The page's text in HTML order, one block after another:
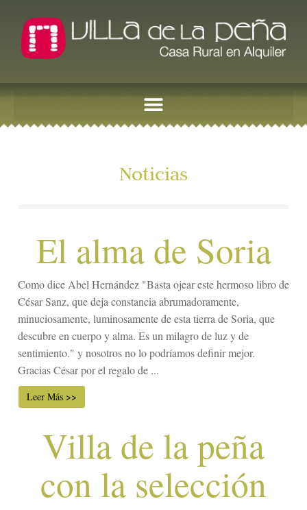
Noticias
El alma de Soria
Como dice Abel Hernández "Basta ojear este hermoso libro de
César Sanz, que deja constancia abrumadoramente,
minuciosamente, luminosamente de esta tierra de Soria, que
descubre en cuerpo y alma. Es un milagro de luz y de
sentimiento." y nosotros no lo podríamos definir mejor.
Gracias César por el regalo de ...
Leer Más >>
Villa de la peña
con la selección